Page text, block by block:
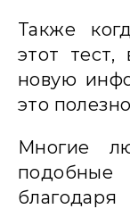
Также
этот тест,
новую
это
Многие